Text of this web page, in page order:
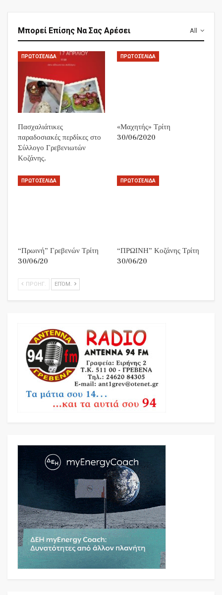
All
Μπορεί Επίσης Να Σας Αρέσει
ΠΡΩΤΟΣΈΛΙΔΑ
Πασχαλιάτικες
παραδοσιακές περδίκες στο
Σύλλογο Γρεβενιωτών
Κοζάνης.
ΠΡΩΤΟΣΈΛΙΔΑ
«Μαχητής» Τρίτη
30/06/2020
ΠΡΩΤΟΣΈΛΙΔΑ
“Πρωινή” Γρεβενών Τρίτη
30/06/20
ΠΡΩΤΟΣΈΛΙΔΑ
“ΠΡΩΙΝΗ” Κοζάνης Τρίτη
30/06/20
ΠΡΟΗΓ. ΕΠΌΜ.